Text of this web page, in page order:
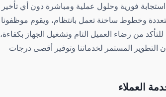
فورية وحلول عملية ومباشرة دون أي تأخير
وخطوط ساخنة تعمل بانتظام، ويقوم موظفونا
من رضاء العميل التام وتشغيل الجهاز بكفاءة،
المستمر لخدماتنا وتوفير أقصى درجات
العملاء